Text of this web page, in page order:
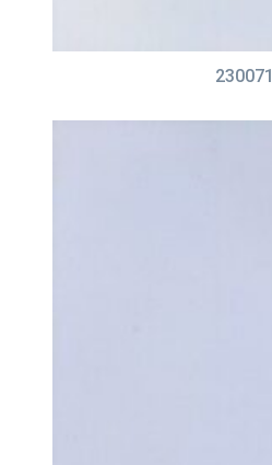
230071